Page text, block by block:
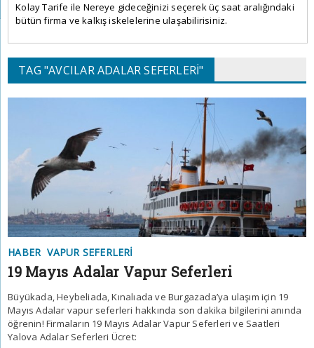
Kolay Tarife ile Nereye gideceğinizi seçerek üç saat aralığındaki
bütün firma ve kalkış iskelelerine ulaşabilirisiniz.
TAG "AVCILAR ADALAR SEFERLERI"
HABER VAPUR SEFERLERI
19 Mayıs Adalar Vapur Seferleri
Büyükada, Heybeliada, Kınalıada ve Burgazada’ya ulaşım için 19
Mayıs Adalar vapur seferleri hakkında son dakika bilgilerini anında
öğrenin! Firmaların 19 Mayıs Adalar Vapur Seferleri ve Saatleri
Yalova Adalar Seferleri Ücret: